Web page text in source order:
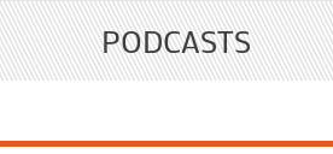
PODCASTS